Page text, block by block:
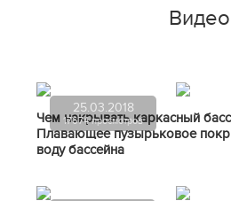
Видео
25.03.2018
17674 просмотров
Чем накрывать каркасный
Плавающее пузырьковое
воду бассейна